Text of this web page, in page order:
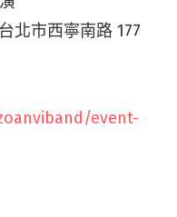
北市西寧南路 177
event-